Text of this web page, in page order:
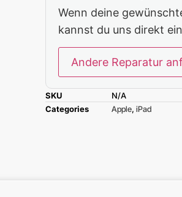
Wenn deine
kannst du uns direkt
Andere Reparatur
SKU
N/A
Categories
Apple, iPad